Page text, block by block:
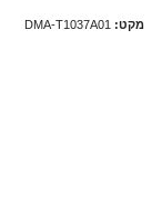
מקט: DMA-T1037A01